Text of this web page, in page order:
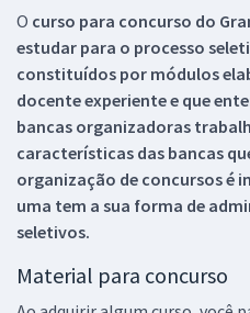
O curso para concurso do
estudar para o processo
constituídos por módulos
docente experiente e que
bancas organizadoras
características das bancas
organização de concursos é
uma tem a sua forma de
seletivos.
Material para concurso